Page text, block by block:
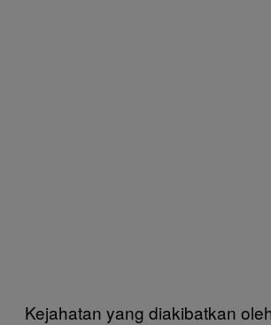
Kejahatan yang diakibatkan